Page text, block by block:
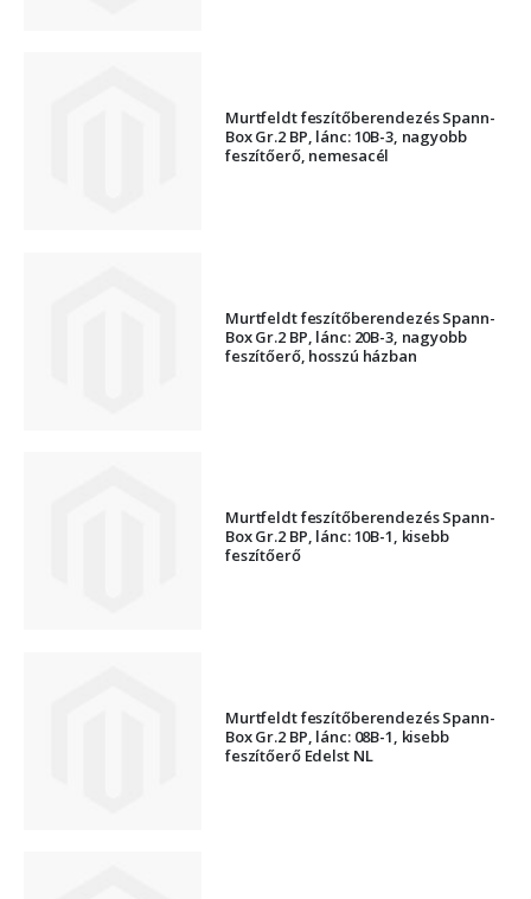
Murtfeldt feszítőberendezés Spann-
Box Gr.2 BP, lánc: 10B-3, nagyobb
feszítőerő, nemesacél
Murtfeldt feszítőberendezés Spann-
Box Gr.2 BP, lánc: 20B-3, nagyobb
feszítőerő, hosszú házban
Murtfeldt feszítőberendezés Spann-
Box Gr.2 BP, lánc: 10B-1, kisebb
feszítőerő
Murtfeldt feszítőberendezés Spann-
Box Gr.2 BP, lánc: 08B-1, kisebb
feszítőerő Edelst NL